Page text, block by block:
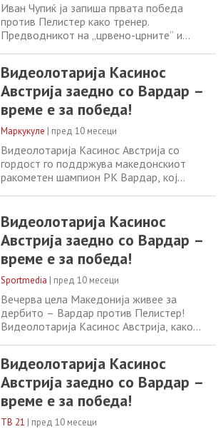
Иван Чупиќ ја запиша првата победа
против Пелистер како тренер.
Предводникот на „црвено-црните“ и
исто толку одиграни мечеви во Супер-
лигата. Некогашниот играч на Вардар, а
сегашен тренер им се заблагодари на
момците за одличната игра. „Ова е мое
прво дерби во „Јане Сандански“,
Видеолотарија Касинос
Австрија заедно со Вардар –
време е за победа!
Маркукуле | пред 10 месеци
Видеолотарија Касинос Австрија со
гордост го поддржува македонскиот
ракометен шампион РК Вардар, кој
дерби против својот вечен ривал, РК
Еурофарм Пелистер. Натпреварот ќе се
одржи во 19:00 часот во СЦ Јане
Сандански, во големата сала. Веруваме во
Видеолотарија Касинос
Австрија заедно со Вардар –
време е за победа!
Sportmedia | пред 10 месеци
Вечерва цела Македонија живее за
дербито – Вардар против Пелистер!
Видеолотарија Касинос Австрија, како
Видеолотарија Касинос Австрија со
гордост го поддржува македонскиот
ракометен шампион РК Вардар, кој
вечерва во рамки на 5. коло од Супер
Машка Лига во ракомет, го игра големото
Видеолотарија Касинос
Австрија заедно со Вардар –
време е за победа!
ТВ 21 | пред 10 месеци